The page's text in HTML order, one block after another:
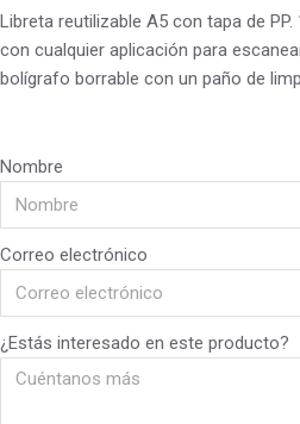
Libreta reutilizable A5 con tapa de
con cualquier aplicación para
bolígrafo borrable con un paño de
Nombre
Correo electrónico
¿Estás interesado en este producto?